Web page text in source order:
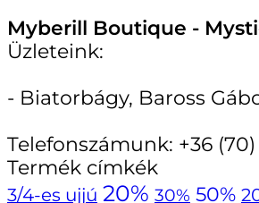
Myberill Boutique -
Üzleteink:
- Biatorbágy, Baross
Telefonszámunk: +36
Termék címkék
3/4-es ujjú 20% 30% 50%